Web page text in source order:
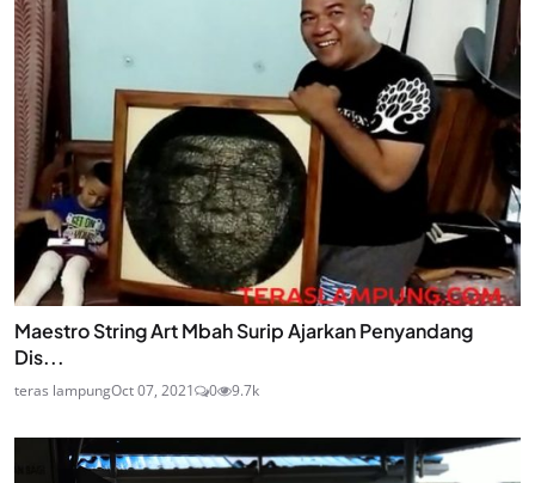
Maestro String Art Mbah Surip Ajarkan Penyandang
Dis...
teras lampungOct 07, 2021 0 9.7k